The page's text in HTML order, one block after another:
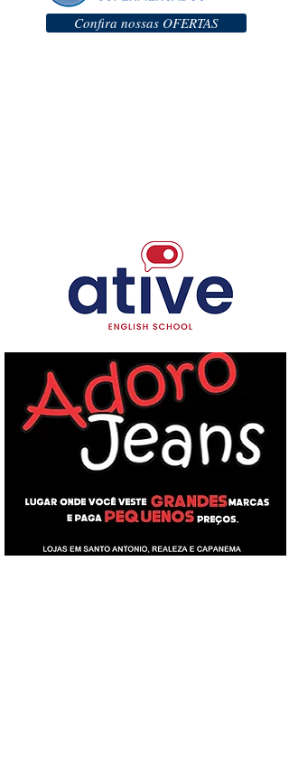
Confira nossas OFERTAS